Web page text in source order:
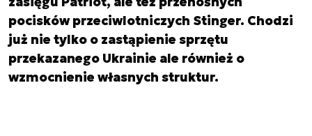
pocisków przeciwlotniczych Stinger. Chodzi
już nie tylko o zastąpienie sprzętu
przekazanego Ukrainie ale również o
wzmocnienie własnych struktur.